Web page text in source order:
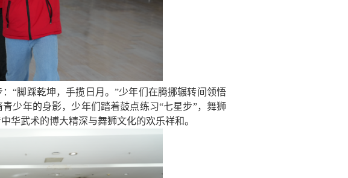
“脚踩乾坤，手揽日月。”少年们在腾挪辗转间领悟
少年的身影，少年们踏着鼓点练习“七星步”，舞狮
华武术的博大精深与舞狮文化的欢乐祥和。